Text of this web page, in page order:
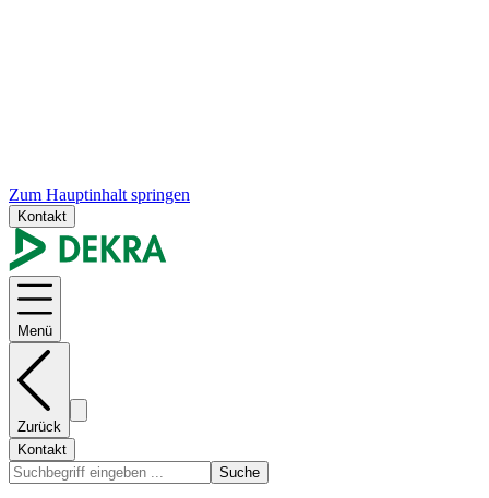
Zum Hauptinhalt springen
Kontakt
Menü
Zurück
Kontakt
Suche